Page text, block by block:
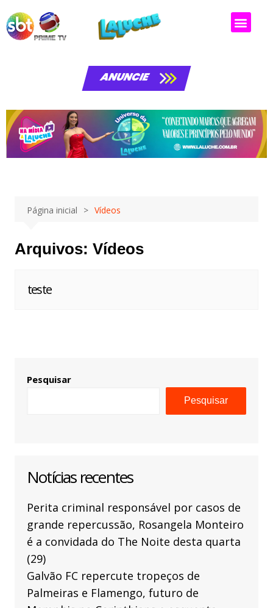
ANUNCIE
Página inicial Vídeos
Arquivos: Vídeos
teste
Pesquisar
Pesquisar
Notícias recentes
Perita criminal responsável por casos de
grande repercussão, Rosangela Monteiro
é a convidada do The Noite desta quarta
(29)
Galvão FC repercute tropeços de
Palmeiras e Flamengo, futuro de